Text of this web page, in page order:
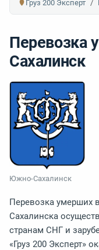
Груз 200 Эксперт
Перевозка
Сахалинск
Южно-Сахалинск
Перевозка умерших
Сахалинска
странам СНГ и
«Груз 200 Эксперт»